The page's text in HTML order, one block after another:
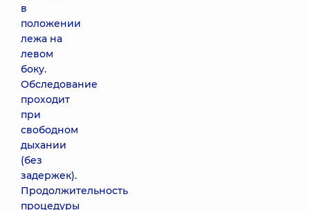
в
положении
лежа на
левом
боку.
Обследование
проходит
при
свободном
дыхании
(без
задержек).
Продолжительность
процедуры